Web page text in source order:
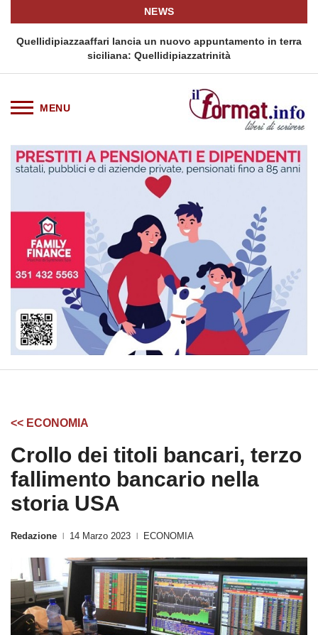
NEWS
Quellidipiazzaaffari lancia un nuovo appuntamento in terra
siciliana: Quellidipiazzatrinità
<< ECONOMIA
Crollo dei titoli bancari, terzo
fallimento bancario nella
storia USA
Redazione 14 Marzo 2023 ECONOMIA